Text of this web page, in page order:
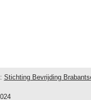
Stichting Bevrijding